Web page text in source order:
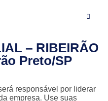
– RIBEIRÃO
Preto/SP
responsável por liderar
empresa. Use suas